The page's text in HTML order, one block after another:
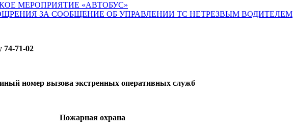
МЕРОПРИЯТИЕ «АВТОБУС»
ЗА СООБЩЕНИЕ ОБ УПРАВЛЕНИИ ТС НЕТРЕЗВЫМ ВОДИТЕЛЕМ
74-71-02
номер вызова экстренных оперативных служб
Пожарная охрана